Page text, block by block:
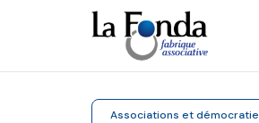
principal
Associations et démocratie